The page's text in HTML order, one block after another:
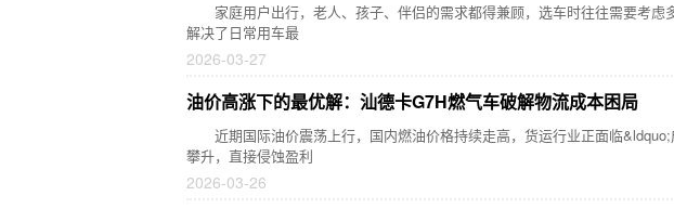
家庭用户出行，老人、孩子、伴侣的需求都得兼顾，选车时往往需要考虑
解决了日常用车最
2026-03-27
油价高涨下的最优解：汕德卡G7H燃气车破解物流成本困局
近期国际油价震荡上行，国内燃油价格持续走高，货运行业正面临
攀升，直接侵蚀盈利
2026-03-26